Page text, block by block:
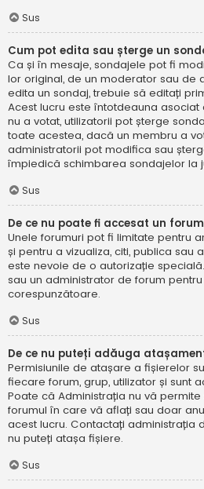
Sus
Cum pot edita sau șterge un
Ca și în mesaje, sondajele pot fi
lor original, de un moderator sau de
edita un sondaj, trebuie să editați
Acest lucru este întotdeauna asociat
nu a votat, utilizatorii pot șterge
toate acestea, dacă un membru a
administratorii pot modifica sau
împiedică schimbarea sondajelor la
Sus
De ce nu poate fi accesat un
Unele forumuri pot fi limitate pentru
și pentru a vizualiza, citi, publica sau
este nevoie de o autorizație
sau un administrator de forum
corespunzătoare.
Sus
De ce nu puteți adăuga
Permisiunile de atașare a fișierelor
fiecare forum, grup, utilizator și sunt
Poate că Administrația nu vă
forumul în care vă aflați sau doar
acest lucru. Contactați administrația
nu puteți atașa fișiere.
Sus